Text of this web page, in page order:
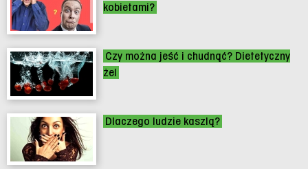
kobietami?
Czy można jeść i chudnąć? Dietetyczny
żel
Dlaczego ludzie kaszlą?